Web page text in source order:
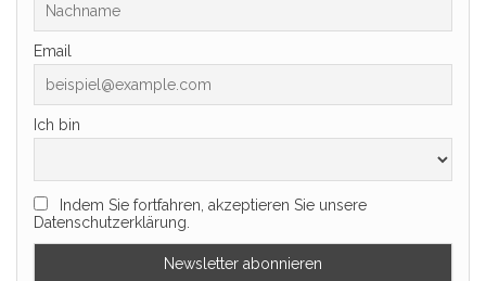
Email
Ich bin
Indem Sie fortfahren, akzeptieren Sie unsere
Datenschutzerklärung.